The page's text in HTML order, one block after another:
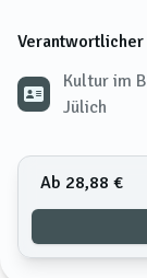
Kultur im
Jülich
Ab 28,88 €